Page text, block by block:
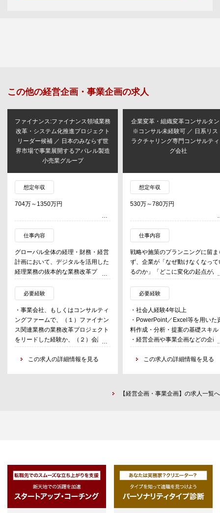
この他の経営企画・事業企画の求人
ファイナンス:ファイナンス領域業務
改革・システム化推進プロジェクト
リーダー候補 ／ 日本のみならず世
界市場で事業展開するアパレル製造
小売業グループ
想定年収
704万～1350万円
仕事内容
グローバル全体の経理・財務・経営
計画において、デジタルを活用した
経理業務の抜本的な業務改革プロジ
ェクトをリードいただく。
・経理・財務・経営計画いずれかの
領域、あるいは部門横断的な課題の
発見と整理
・発見した課題から導き出した、経
理業務改革プロジェクトの企画立
案・推進とグローバル全体での
・新規事業・EC事業の新規スキー
必要経験
・事業会社、もしくはコンサルティ
ングファームで、（１）ファイナン
ス関連業務の業務改革プロジェクト
をリードした経験か、（２）会計領
域のシステム導入プロジェクトを事
業側でリードした経験
この求人の詳細情報を見る
企業変革・組織変革コンサルタ
※コンサル未経験可 ／ 日系リス
ラクチャリング専門コンサルテ
グ会社
想定年収
530万～780万円
仕事内容
戦略や施策のプランニングに留ま
ず、企業が「なぜ動けなくなって
るのか」「どこに変化の起点があ
のか」を構造的に捉え、関係者と
対話を通じて、実行可能な変革プ
セスを設計・推進・実装する役割
担う。
中堅・中小企業を中心とするクラ
アントに対し、経営陣・管理職・
場メンバーと伴走しながら、事業
定から合意形成、現場への浸透・
＜主な業務内容＞
援
■ チェンジマネジメント、変革テ
マに応じたプロジェクトチームの
ち上げ・運営支援
必要経験
・社会人経験4年以上
・PowerPoint／Excel等を用いた
料作成・分析・提案の基礎スキル
・経営企画や事業企画などの企画
務やプロジェクトマネジメントの
務経験この求人の詳細情報を見る
【経営企画・事業企画】の求人一覧へ